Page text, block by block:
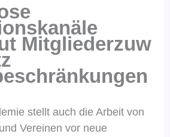
Mitgliederzuw
stellt auch die Arbeit von
Vereinen vor neue